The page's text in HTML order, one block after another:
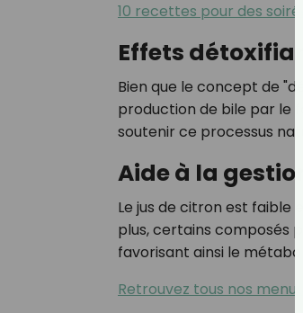
10 recettes pour des
Effets
Bien que le concept de
production de bile par le
soutenir ce processus
Aide à la
Le jus de citron est faible
plus, certains composés
favorisant ainsi le
Retrouvez tous nos